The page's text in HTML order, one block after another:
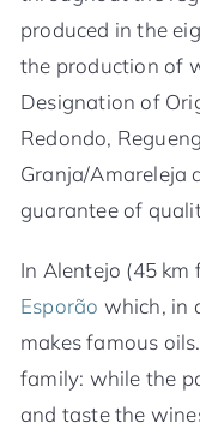
produced in the
the production of
Designation of
Redondo,
Granja/Amareleja
guarantee of
In Alentejo (45 km
Esporão which, in
makes famous
family: while the
and taste the